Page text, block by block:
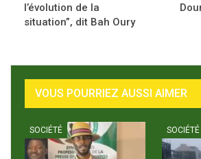
l’évolution de la
situation”, dit Bah Oury
VOUS POURRIEZ AUSSI AIMER
SOCIÉTÉ SOCIÉTÉ